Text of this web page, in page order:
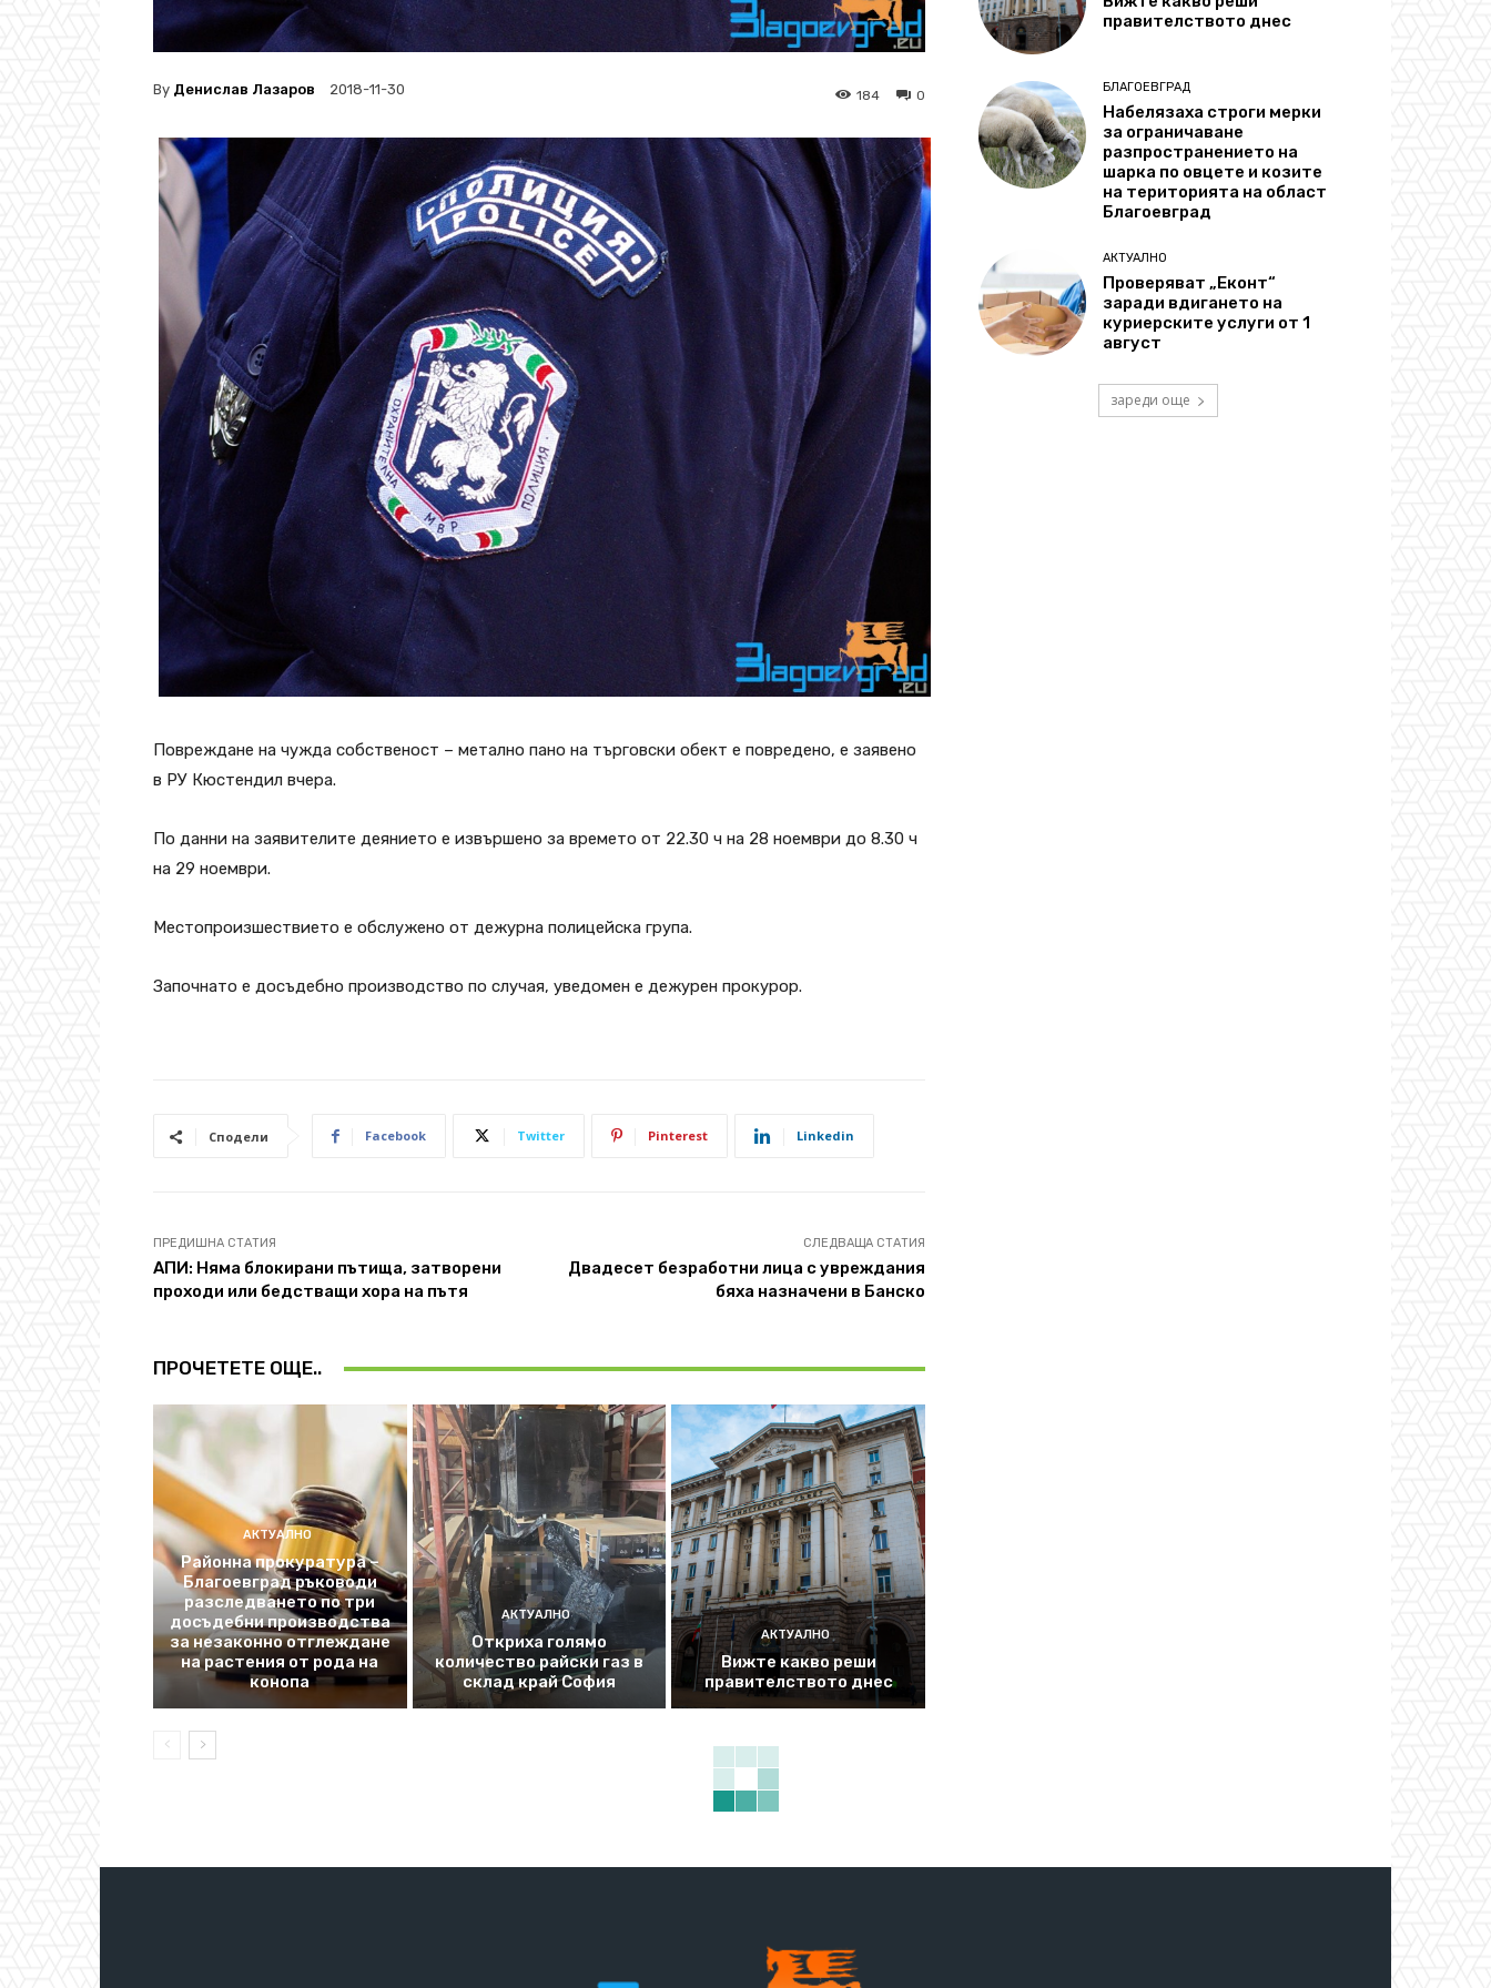
By Денислав Лазаров 2018-11-30 0
184
Повреждане на чужда собственост – метално пано на търговски обект е повредено, е заявено
в РУ Кюстендил вчера.
По данни на заявителите деянието е извършено за времето от 22.30 ч на 28 ноември до 8.30 ч
на 29 ноември.
Местопроизшествието е обслужено от дежурна полицейска група.
Започнато е досъдебно производство по случая, уведомен е дежурен прокурор.
Сподели Facebook Twitter Pinterest Linkedin
ПРЕДИШНА СТАТИЯ
АПИ: Няма блокирани пътища, затворени
проходи или бедстващи хора на пътя
СЛЕДВАЩА СТАТИЯ
Двадесет безработни лица с увреждания
бяха назначени в Банско
ПРОЧЕТЕТЕ ОЩЕ..
АКТУАЛНО
Районна прокуратура –
Благоевград ръководи
разследването по три
досъдебни производства
за незаконно отглеждане
на растения от рода на
конопа
АКТУАЛНО
Откриха голямо
количество райски газ в
склад край София
АКТУАЛНО
Вижте какво реши
правителството днес
правителството днес
БЛАГОЕВГРАД
Набелязаха строги мерки
за ограничаване
разпространението на
шарка по овцете и козите
на територията на област
Благоевград
АКТУАЛНО
Проверяват „Еконт“
заради вдигането на
куриерските услуги от 1
август
зареди още